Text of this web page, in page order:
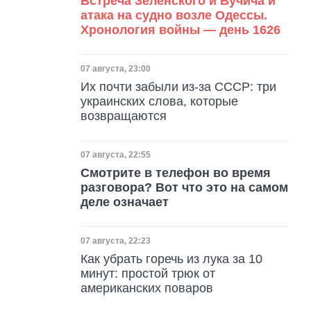
атака на судно возле Одессы.
Хронология войны — день 1626
Дата публикации
07 августа, 23:00
Их почти забыли из-за СССР: три
украинских слова, которые
возвращаются
Дата публикации
07 августа, 22:55
Смотрите в телефон во время
разговора? Вот что это на самом
деле означает
Дата публикации
07 августа, 22:23
Как убрать горечь из лука за 10
минут: простой трюк от
американских поваров